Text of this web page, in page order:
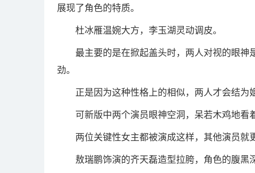
展现了角色的特质。
杜冰雁温婉大方，李玉湖灵动调皮。
最主要的是在掀起盖头时，两人对视的眼神
劲。
正是因为这种性格上的相似，两人才会结为
可新版中两个演员眼神空洞，呆若木鸡地看
两位关键性女主都被演成这样，其他演员就
敖瑞鹏饰演的齐天磊造型拉胯，角色的腹黑